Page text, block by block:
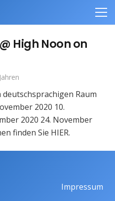
High Noon on
Raum
2020 10.
2020 24. November
finden Sie HIER.
Impressum